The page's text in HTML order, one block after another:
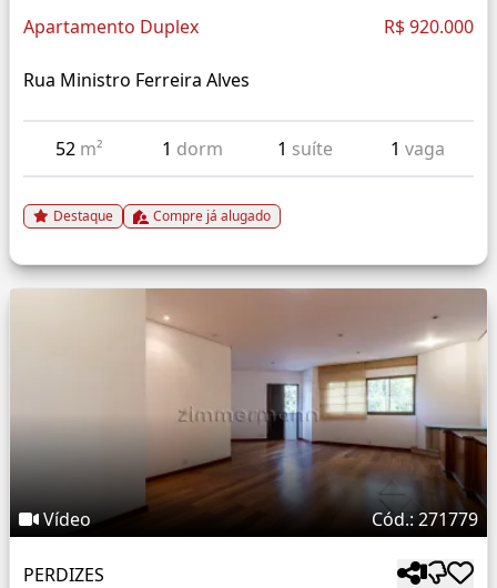
Apartamento Duplex R$ 920.000
Rua Ministro Ferreira Alves
52 m² 1 dorm 1 suíte 1 vaga
Destaque Compre já alugado
Vídeo Cód.: 271779
PERDIZES